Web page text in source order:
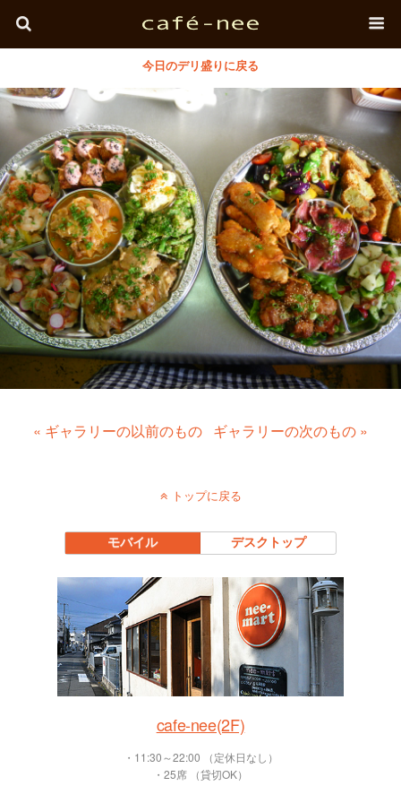
今日のデリ盛りに戻る
« ギャラリーの以前のもの ギャラリーの次のもの »
トップに戻る
モバイル デスクトップ
cafe-nee(2F)
・11:30～22:00 （定休日なし）
・25席 （貸切OK）